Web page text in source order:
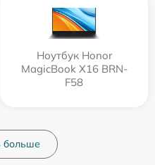
Ноутбук Honor
MagicBook X16 BRN-
F58
больше